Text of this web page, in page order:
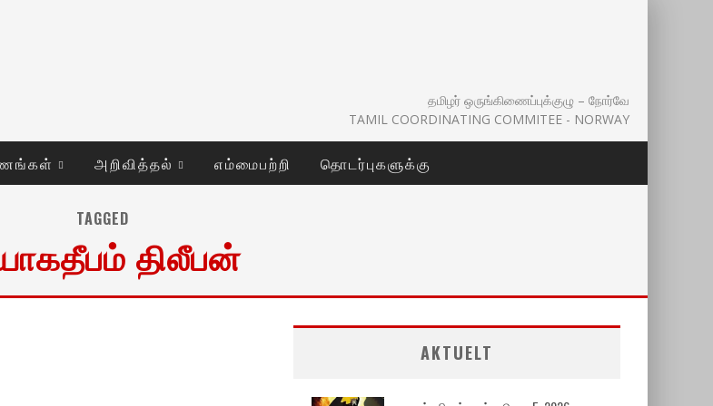
தமிழர் ஒருங்கிணைப்புக்குழு – நோர்வே
TAMIL COORDINATING COMMITEE - NORWAY
அறிவித்தல் எம்மைபற்றி தொடர்புகளுக்கு
TAGGED
திலீபன்
AKTUELT